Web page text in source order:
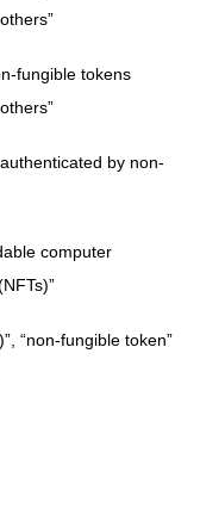
fungible tokens
by non-
computer
“non-fungible token”